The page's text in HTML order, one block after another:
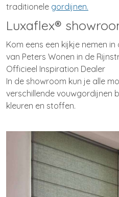
traditionele gordijnen.
Luxaflex®
Kom eens een kijkje nemen
van Peters Wonen in de
Officieel Inspiration Dealer
In de showroom kun je alle
verschillende vouwgordijnen
kleuren en stoffen.